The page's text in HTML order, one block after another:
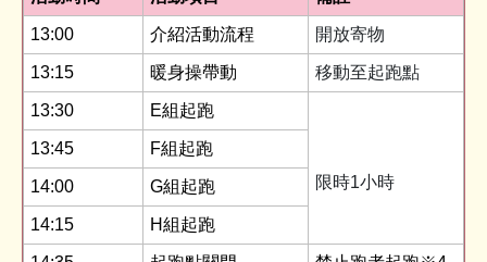
13:00 介紹活動流程 開放寄物
13:15 暖身操帶動 移動至起跑點
13:30 E組起跑
限時1小時
13:45 F組起跑
14:00 G組起跑
14:15 H組起跑